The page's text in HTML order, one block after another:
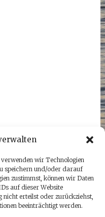
wir Technologien
speichern und/oder darauf
zustimmst, können wir Daten
auf dieser Website
nicht erteilst oder zurückziehst,
beeinträchtigt werden.